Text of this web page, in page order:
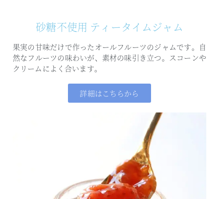
砂糖不使用 ティータイムジャム
果実の甘味だけで作ったオールフルーツのジャムです。
自
然なフルーツの味わいが、素材の味引き立つ。
スコーンや
クリームによく合います。
詳細はこちらから